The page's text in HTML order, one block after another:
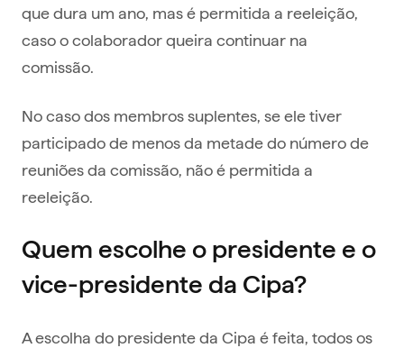
que dura um ano, mas é permitida a reeleição,
caso o colaborador queira continuar na
comissão.
No caso dos membros suplentes, se ele tiver
participado de menos da metade do número de
reuniões da comissão, não é permitida a
reeleição.
Quem escolhe o presidente e o
vice-presidente da Cipa?
A escolha do presidente da Cipa é feita, todos os